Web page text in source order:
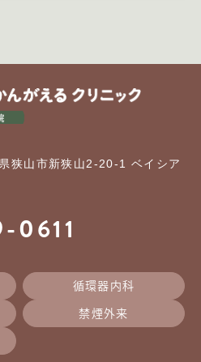
狭山市新狭山2-20-1 ベイシア
0611
循環器内科
禁煙外来